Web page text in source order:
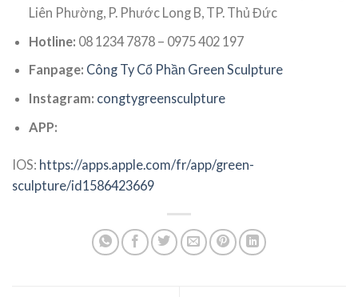
Liên Phường, P. Phước Long B, TP. Thủ Đức
Hotline: 08 1234 7878 – 0975 402 197
Fanpage: Công Ty Cổ Phần Green Sculpture
Instagram: congtygreensculpture
APP:
IOS: https://apps.apple.com/fr/app/green-
sculpture/id1586423669